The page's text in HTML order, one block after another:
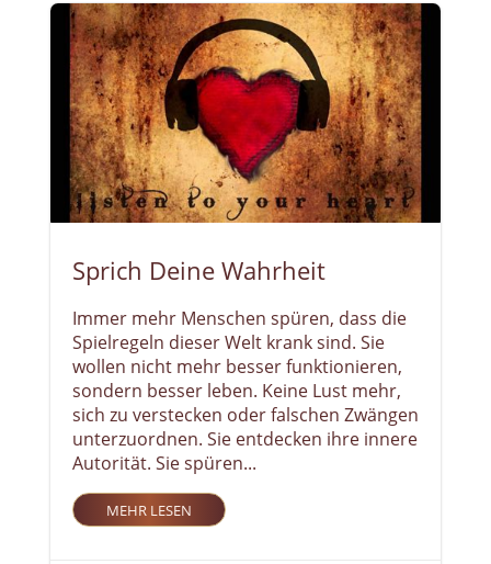
Sprich Deine Wahrheit
Immer mehr Menschen spüren, dass die
Spielregeln dieser Welt krank sind. Sie
wollen nicht mehr besser funktionieren,
sondern besser leben. Keine Lust mehr,
sich zu verstecken oder falschen Zwängen
unterzuordnen. Sie entdecken ihre innere
Autorität. Sie spüren...
MEHR LESEN